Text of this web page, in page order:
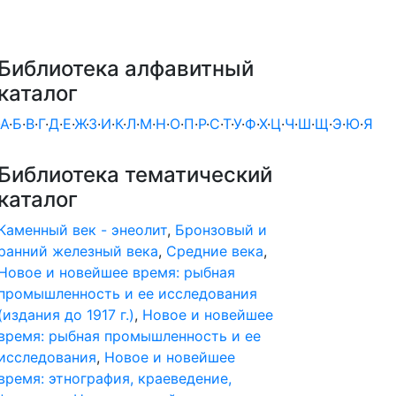
алфавитный
А·Б·В·Г·Д·Е·Ж·З·И·К·Л·М·Н·О·П·Р·С·Т·У·Ф·Х·Ц·Ч·Ш·Щ·Э·Ю·Я
тематический
век - энеолит, Бронзовый и
железный века, Средние века,
и новейшее время: рыбная
и ее исследования
до 1917 г.), Новое и новейшее
рыбная промышленность и ее
, Новое и новейшее
этнография, краеведение,